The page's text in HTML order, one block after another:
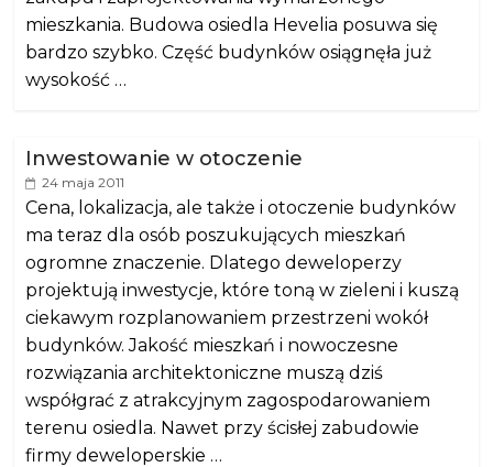
mieszkania. Budowa osiedla Hevelia posuwa się
bardzo szybko. Część budynków osiągnęła już
wysokość …
Inwestowanie w otoczenie
24 maja 2011
Cena, lokalizacja, ale także i otoczenie budynków
ma teraz dla osób poszukujących mieszkań
ogromne znaczenie. Dlatego deweloperzy
projektują inwestycje, które toną w zieleni i kuszą
ciekawym rozplanowaniem przestrzeni wokół
budynków. Jakość mieszkań i nowoczesne
rozwiązania architektoniczne muszą dziś
współgrać z atrakcyjnym zagospodarowaniem
terenu osiedla. Nawet przy ścisłej zabudowie
firmy deweloperskie …